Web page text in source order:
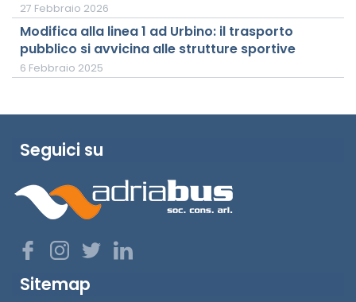
27 Febbraio 2026
Modifica alla linea 1 ad Urbino: il trasporto
pubblico si avvicina alle strutture sportive
6 Febbraio 2025
Seguici su
Sitemap